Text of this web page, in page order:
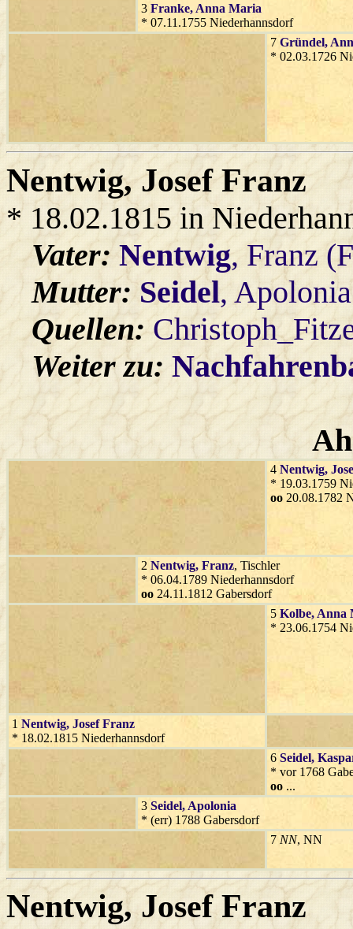
3 Franke, Anna Maria
* 07.11.1755 Niederhannsdorf
7 Gründel,
* 02.03.1726
Nentwig, Josef Franz
* 18.02.1815 in
Vater:Nentwig, Franz
Mutter:Seidel, Apolonia
Quellen:
Weiter zu:
4 Nentwig,
* 19.03.1759
oo 20.08.1782
2 Nentwig, Franz, Tischler
* 06.04.1789 Niederhannsdorf
oo 24.11.1812 Gabersdorf
5 Kolbe, Anna
* 23.06.1754
1 Nentwig, Josef Franz
* 18.02.1815 Niederhannsdorf
6 Seidel,
* vor 1768
oo ...
3 Seidel, Apolonia
* (err) 1788 Gabersdorf
7 NN, NN
Nentwig, Josef Franz